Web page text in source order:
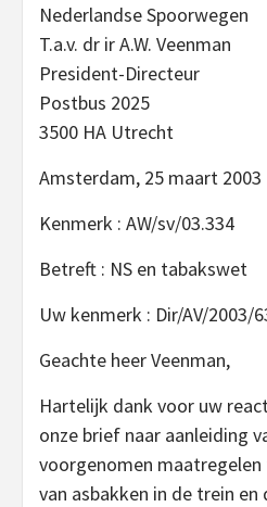
Nederlandse Spoorwegen
T.a.v. dr ir A.W. Veenman
President-Directeur
Postbus 2025
3500 HA Utrecht
Amsterdam, 25 maart 2003
Kenmerk : AW/sv/03.334
Betreft : NS en tabakswet
Uw kenmerk : Dir/AV/2003/
Geachte heer Veenman,
Hartelijk dank voor uw
onze brief naar aanleiding
voorgenomen maatregelen
van asbakken in de trein en